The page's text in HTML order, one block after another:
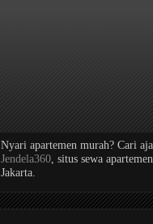
Nyari apartemen murah? Cari
Jendela360, situs sewa
Jakarta.